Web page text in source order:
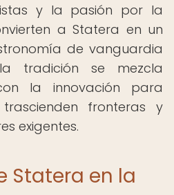
y la pasión por la
a Statera en un
de vanguardia
tradición se mezcla
la innovación para
fronteras y
exigentes.
Statera en la